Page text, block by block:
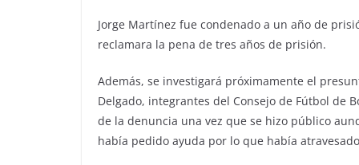
Jorge Martínez fue condenado a un año de
reclamara la pena de tres años de prisión.
Además, se investigará próximamente el
Delgado, integrantes del Consejo de Fútbol de
de la denuncia una vez que se hizo público
había pedido ayuda por lo que había